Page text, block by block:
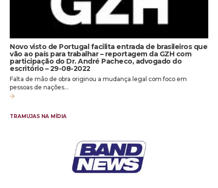
Novo visto de Portugal facilita entrada de brasileiros que
vão ao país para trabalhar – reportagem da GZH com
participação do Dr. André Pacheco, advogado do
escritório – 29-08-2022
Falta de mão de obra originou a mudança legal com foco em
pessoas de nações…
TRAMUJAS NA MÍDIA